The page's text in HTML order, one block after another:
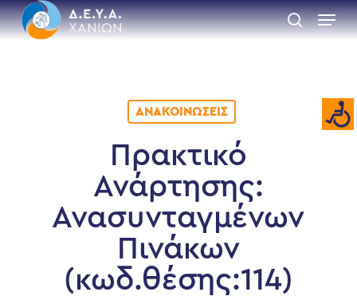
Skip
to
main
search
Menu
ΑΝΑΚΟΙΝΏΣΕΙΣ
Πρακτικό
Ανάρτησης:
Ανασυνταγμένων
Πινάκων
(κωδ.θέσης:114)